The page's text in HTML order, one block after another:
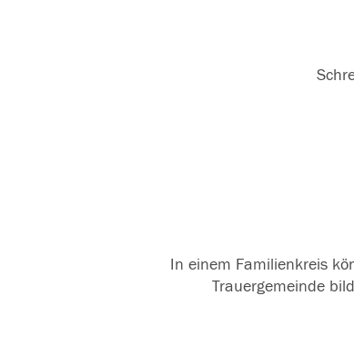
In einem Familienkreis
Trauergemeinde